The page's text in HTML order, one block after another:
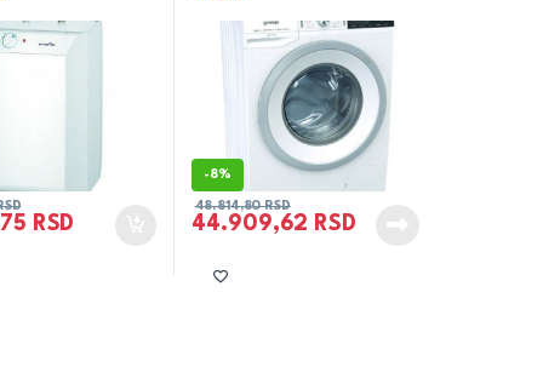
RSD
-8%
44.909,62 RSD
48.814,80RSD